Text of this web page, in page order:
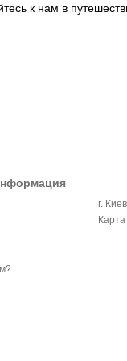
к нам в
в добавках и
к:
в
г.